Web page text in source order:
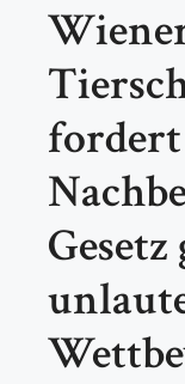
Gesetz